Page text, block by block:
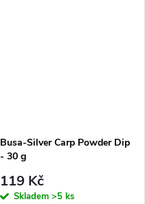
Busa-Silver Carp Powder Dip
- 30 g
119 Kč
Skladem >5 ks